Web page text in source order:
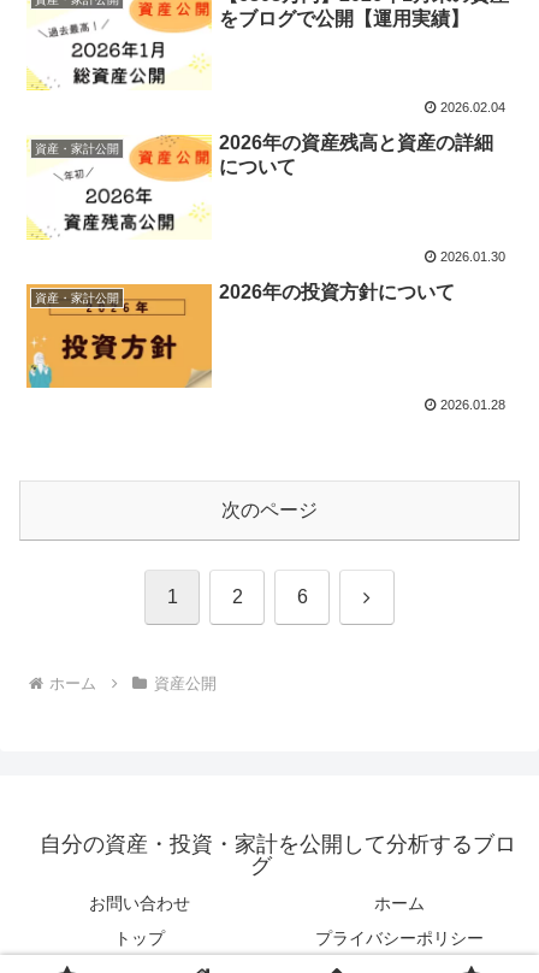
をブログで公開【運用実績】
2026.02.04
資産・家計公開
2026年の資産残高と資産の詳細
について
2026.01.30
資産・家計公開 2026年の投資方針について
2026.01.28
次のページ
1 2 6 次
ホーム 資産公開
自分の資産・投資・家計を公開して分析するブロ
グ
お問い合わせ
ホーム
トップ
プライバシーポリシー